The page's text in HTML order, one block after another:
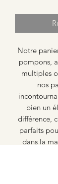
Notre
pompons,
multiples
nos
bien un
différence,
parfaits
dans la